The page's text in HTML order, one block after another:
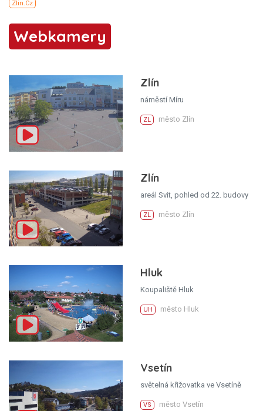
Webkamery
Zlín
náměstí Míru
ZL město Zlín
Zlín
areál Svit, pohled od 22. budovy
ZL město Zlín
Hluk
Koupaliště Hluk
UH město Hluk
Vsetín
světelná křižovatka ve Vsetíně
VS město Vsetín